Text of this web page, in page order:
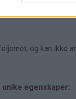
og kan ikke
egenskaper: